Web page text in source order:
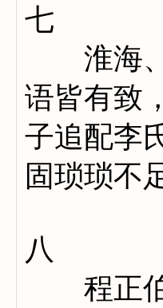
七
淮海、
语皆有致
子追配李
固琐琐不
八
程正伯